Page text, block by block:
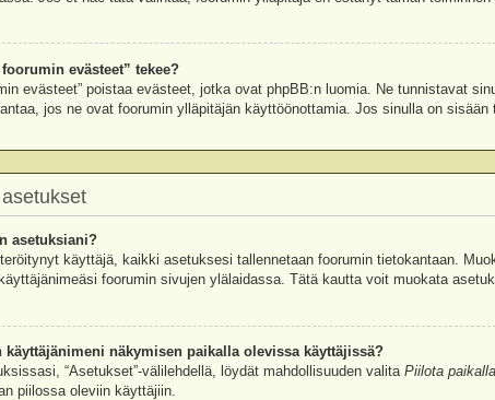
evästeet” tekee?
evästeet” poistaa evästeet, jotka ovat phpBB:n luomia. Ne tunnistavat
jos ne ovat foorumin ylläpitäjän käyttöönottamia. Jos sinulla on
asetuksiani?
käyttäjä, kaikki asetuksesi tallennetaan foorumin tietokantaan.
foorumin sivujen ylälaidassa. Tätä kautta voit muokata
käyttäjänimeni näkymisen paikalla olevissa käyttäjissä?
“Asetukset”-välilehdellä, löydät mahdollisuuden valita Piilota
piilossa oleviin käyttäjiin.